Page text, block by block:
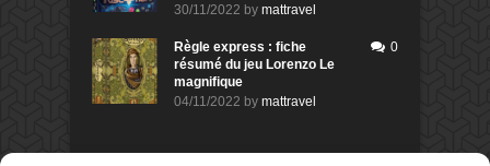
30/11/2022 by mattravel
Règle express : fiche
résumé du jeu Lorenzo Le
magnifique
04/11/2022 by mattravel
0